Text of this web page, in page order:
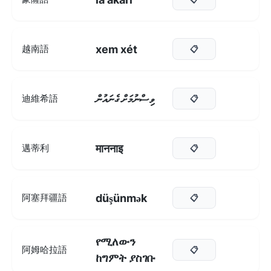
越南語 xem xét 📋
迪維希語 ވިސްނުމަށް ގެނައުން 📋
邁蒂利 माननाइ 📋
阿塞拜疆語 düşünmək 📋
阿姆哈拉語
የሚለውን
ከግምት ያስገቡ
📋